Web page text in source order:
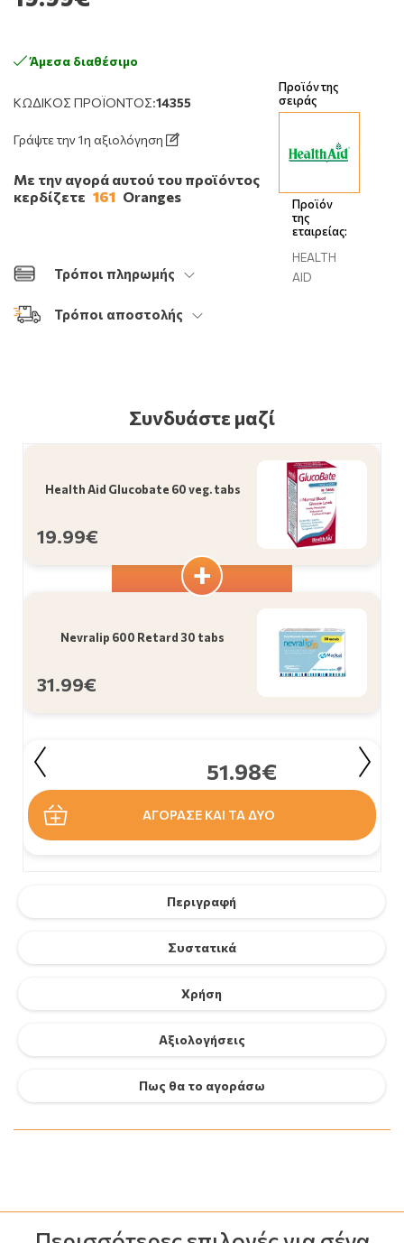
ΚΩΔΙΚΌΣ ΠΡΟΪΌΝΤΟΣ:14355
Γράψτε την 1η αξιολόγηση
Άμεσα διαθέσιμο
Με την αγορά αυτού του προϊόντος
κερδίζετε 161 Oranges
Τρόποι πληρωμής
Τρόποι αποστολής
Προϊόν της
σειράς
Προϊόν
της
εταιρείας:
HEALTH
AID
Περιγραφή
Συστατικά
Χρήση
Αξιολογήσεις
Πως θα το αγοράσω
Συνδυάστε μαζί
Health Aid Glucobate 60 veg. tabs
19.99€
Nevralip 600 Retard 30 tabs
31.99€
51.98€
ΑΓΟΡΑΣΕ ΚΑΙ ΤΑ ΔΥΟ